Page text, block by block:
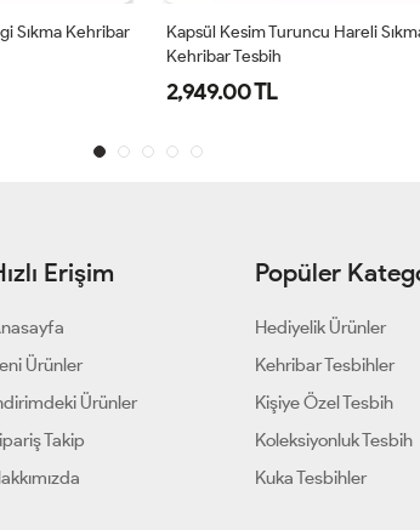
Sıkma Kehribar
Kapsül Kesim Turuncu Hareli
Kehribar Tesbih
2,949.00 TL
Erişim
Ürünler
Ürünler
Takip
Popüler
Hediyelik Ürünler
Kehribar Tesbihler
Kişiye Özel Tesbih
Koleksiyonluk Tesbih
Kuka Tesbihler